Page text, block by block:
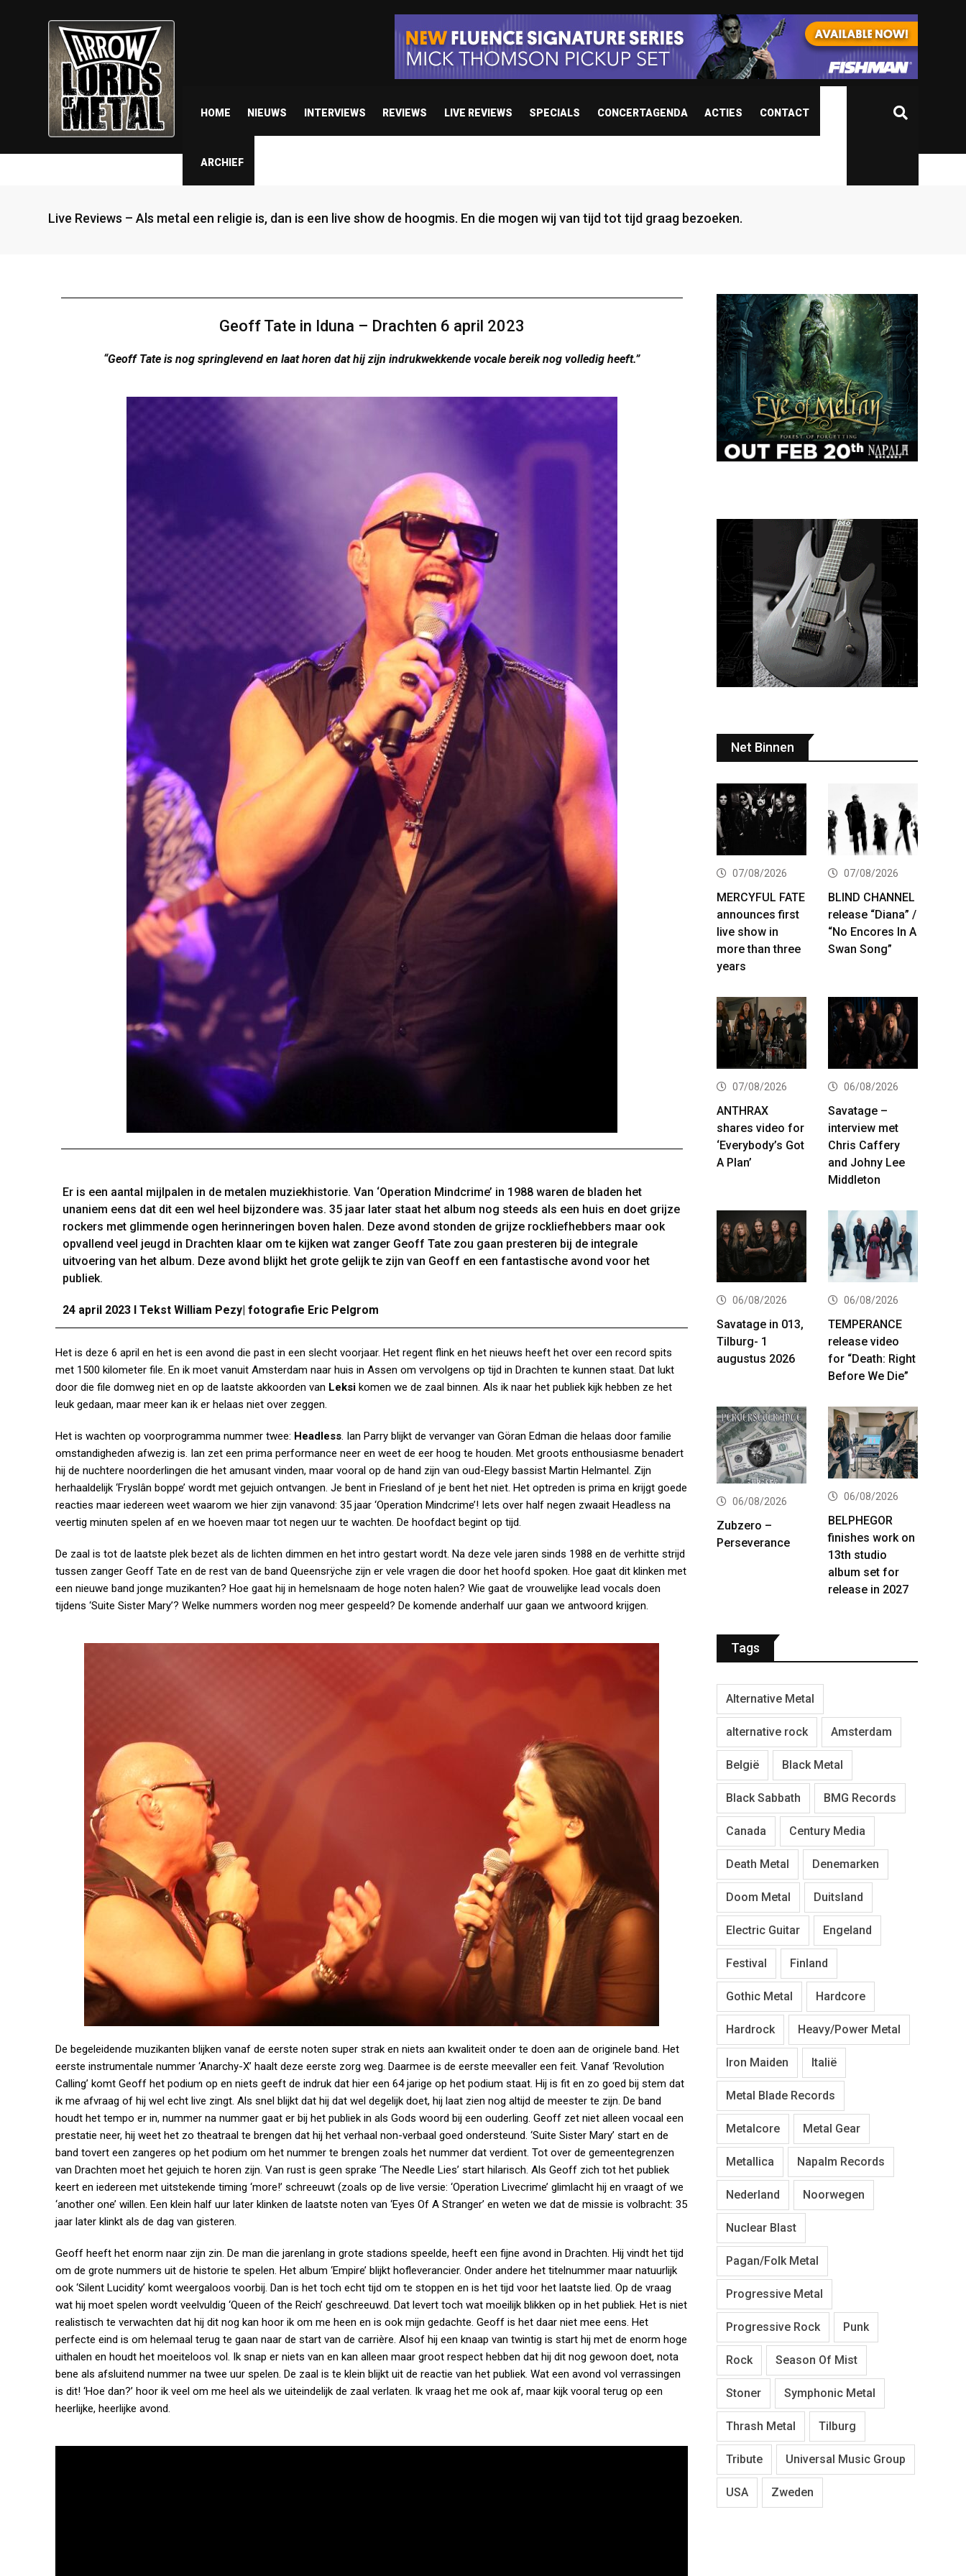
HOME NIEUWS INTERVIEWS REVIEWS LIVE REVIEWS SPECIALS CONCERTAGENDA ACTIES CONTACT
ARCHIEF
Live Reviews – Als metal een religie is, dan is een live show de hoogmis. En die mogen wij van tijd tot tijd graag bezoeken.
Geoff Tate in Iduna – Drachten 6 april 2023
“Geoff Tate is nog springlevend en laat horen dat hij zijn indrukwekkende vocale bereik nog volledig heeft.”
Er is een aantal mijlpalen in de metalen muziekhistorie. Van ‘Operation Mindcrime’ in 1988 waren de bladen het
unaniem eens dat dit een wel heel bijzondere was. 35 jaar later staat het album nog steeds als een huis en doet grijze
rockers met glimmende ogen herinneringen boven halen. Deze avond stonden de grijze rockliefhebbers maar ook
opvallend veel jeugd in Drachten klaar om te kijken wat zanger Geoff Tate zou gaan presteren bij de integrale
uitvoering van het album. Deze avond blijkt het grote gelijk te zijn van Geoff en een fantastische avond voor het
publiek.
24 april 2023 I Tekst William Pezy| fotografie Eric Pelgrom
Het is deze 6 april en het is een avond die past in een slecht voorjaar. Het regent flink en het nieuws heeft het over een record spits
met 1500 kilometer file. En ik moet vanuit Amsterdam naar huis in Assen om vervolgens op tijd in Drachten te kunnen staat. Dat lukt
door die file domweg niet en op de laatste akkoorden van Leksi komen we de zaal binnen. Als ik naar het publiek kijk hebben ze het
leuk gedaan, maar meer kan ik er helaas niet over zeggen.
Het is wachten op voorprogramma nummer twee: Headless. Ian Parry blijkt de vervanger van Göran Edman die helaas door familie
omstandigheden afwezig is. Ian zet een prima performance neer en weet de eer hoog te houden. Met groots enthousiasme benadert
hij de nuchtere noorderlingen die het amusant vinden, maar vooral op de hand zijn van oud-Elegy bassist Martin Helmantel. Zijn
herhaaldelijk ‘Fryslân boppe’ wordt met gejuich ontvangen. Je bent in Friesland of je bent het niet. Het optreden is prima en krijgt goede
reacties maar iedereen weet waarom we hier zijn vanavond: 35 jaar ‘Operation Mindcrime’! Iets over half negen zwaait Headless na
veertig minuten spelen af en we hoeven maar tot negen uur te wachten. De hoofdact begint op tijd.
De zaal is tot de laatste plek bezet als de lichten dimmen en het intro gestart wordt. Na deze vele jaren sinds 1988 en de verhitte strijd
tussen zanger Geoff Tate en de rest van de band Queensrÿche zijn er vele vragen die door het hoofd spoken. Hoe gaat dit klinken met
een nieuwe band jonge muzikanten? Hoe gaat hij in hemelsnaam de hoge noten halen? Wie gaat de vrouwelijke lead vocals doen
tijdens ‘Suite Sister Mary’? Welke nummers worden nog meer gespeeld? De komende anderhalf uur gaan we antwoord krijgen.
De begeleidende muzikanten blijken vanaf de eerste noten super strak en niets aan kwaliteit onder te doen aan de originele band. Het
eerste instrumentale nummer ‘Anarchy-X’ haalt deze eerste zorg weg. Daarmee is de eerste meevaller een feit. Vanaf ‘Revolution
Calling’ komt Geoff het podium op en niets geeft de indruk dat hier een 64 jarige op het podium staat. Hij is fit en zo goed bij stem dat
ik me afvraag of hij wel echt live zingt. Als snel blijkt dat hij dat wel degelijk doet, hij laat zien nog altijd de meester te zijn. De band
houdt het tempo er in, nummer na nummer gaat er bij het publiek in als Gods woord bij een ouderling. Geoff zet niet alleen vocaal een
prestatie neer, hij weet het zo theatraal te brengen dat hij het verhaal non-verbaal goed ondersteund. ‘Suite Sister Mary’ start en de
band tovert een zangeres op het podium om het nummer te brengen zoals het nummer dat verdient. Tot over de gemeentegrenzen
van Drachten moet het gejuich te horen zijn. Van rust is geen sprake ‘The Needle Lies’ start hilarisch. Als Geoff zich tot het publiek
keert en iedereen met uitstekende timing ‘more!’ schreeuwt (zoals op de live versie: ‘Operation Livecrime’ glimlacht hij en vraagt of we
‘another one’ willen. Een klein half uur later klinken de laatste noten van ‘Eyes Of A Stranger’ en weten we dat de missie is volbracht: 35
jaar later klinkt als de dag van gisteren.
Geoff heeft het enorm naar zijn zin. De man die jarenlang in grote stadions speelde, heeft een fijne avond in Drachten. Hij vindt het tijd
om de grote nummers uit de historie te spelen. Het album ‘Empire’ blijkt hofleverancier. Onder andere het titelnummer maar natuurlijk
ook ‘Silent Lucidity’ komt weergaloos voorbij. Dan is het toch echt tijd om te stoppen en is het tijd voor het laatste lied. Op de vraag
wat hij moet spelen wordt veelvuldig ‘Queen of the Reich’ geschreeuwd. Dat levert toch wat moeilijk blikken op in het publiek. Het is niet
realistisch te verwachten dat hij dit nog kan hoor ik om me heen en is ook mijn gedachte. Geoff is het daar niet mee eens. Het
perfecte eind is om helemaal terug te gaan naar de start van de carrière. Alsof hij een knaap van twintig is start hij met de enorm hoge
uithalen en houdt het moeiteloos vol. Ik snap er niets van en kan alleen maar groot respect hebben dat hij dit nog gewoon doet, nota
bene als afsluitend nummer na twee uur spelen. De zaal is te klein blijkt uit de reactie van het publiek. Wat een avond vol verrassingen
is dit! ‘Hoe dan?’ hoor ik veel om me heel als we uiteindelijk de zaal verlaten. Ik vraag het me ook af, maar kijk vooral terug op een
heerlijke, heerlijke avond.
Net Binnen
07/08/2026
MERCYFUL FATE
announces first
live show in
more than three
years
07/08/2026
BLIND CHANNEL
release “Diana” /
“No Encores In A
Swan Song”
07/08/2026
ANTHRAX
shares video for
‘Everybody’s Got
A Plan’
06/08/2026
Savatage –
interview met
Chris Caffery
and Johny Lee
Middleton
06/08/2026
Savatage in 013,
Tilburg- 1
augustus 2026
06/08/2026
TEMPERANCE
release video
for “Death: Right
Before We Die”
06/08/2026
Zubzero –
Perseverance
06/08/2026
BELPHEGOR
finishes work on
13th studio
album set for
release in 2027
Tags
Alternative Metal
alternative rock Amsterdam
België Black Metal
Black Sabbath BMG Records
Canada Century Media
Death Metal Denemarken
Doom Metal Duitsland
Electric Guitar Engeland
Festival Finland
Gothic Metal Hardcore
Hardrock Heavy/Power Metal
Iron Maiden Italië
Metal Blade Records
Metalcore Metal Gear
Metallica Napalm Records
Nederland Noorwegen
Nuclear Blast
Pagan/Folk Metal
Progressive Metal
Progressive Rock Punk
Rock Season Of Mist
Stoner Symphonic Metal
Thrash Metal Tilburg
Tribute Universal Music Group
USA Zweden